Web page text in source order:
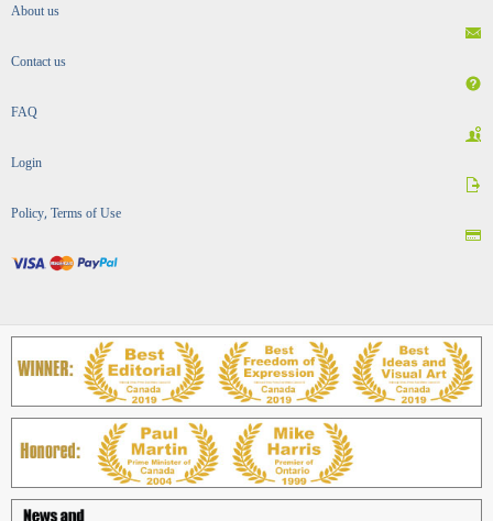
About us
Contact us
FAQ
Login
Policy, Terms of Use